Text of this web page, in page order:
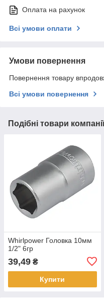
Оплата на рахунок
Всі умови оплати
Умови повернення
Повернення товару
Всі умови повернення
Подібні товари
Whirlpower Головка 10мм
1/2" 6гр
39,49 ₴
Купити